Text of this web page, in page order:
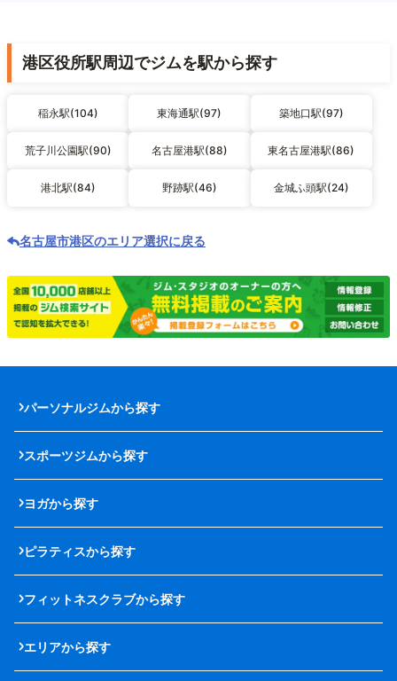
港区役所駅周辺でジムを駅から探す
稲永駅(104) 東海通駅(97) 築地口駅(97)
荒子川公園駅(90) 名古屋港駅(88) 東名古屋港駅(86)
港北駅(84) 野跡駅(46) 金城ふ頭駅(24)
名古屋市港区のエリア選択に戻る
パーソナルジムから探す
スポーツジムから探す
ヨガから探す
ピラティスから探す
フィットネスクラブから探す
エリアから探す